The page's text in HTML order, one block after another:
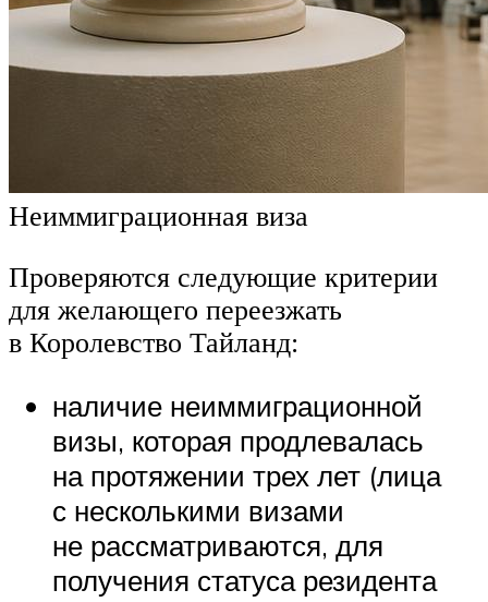
Неиммиграционная виза
Проверяются следующие критерии
для желающего переезжать
в Королевство Тайланд:
наличие неиммиграционной
визы, которая продлевалась
на протяжении трех лет (лица
с несколькими визами
не рассматриваются, для
получения статуса резидента